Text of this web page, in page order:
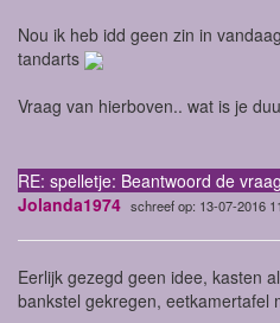
Nou ik heb idd geen zin in
tandarts
Vraag van hierboven.. wat is je
RE: spelletje: Beantwoord de vraag
Jolanda1974 schreef op: 13-07-2016
Eerlijk gezegd geen idee, kasten
bankstel gekregen, eetkamertafel